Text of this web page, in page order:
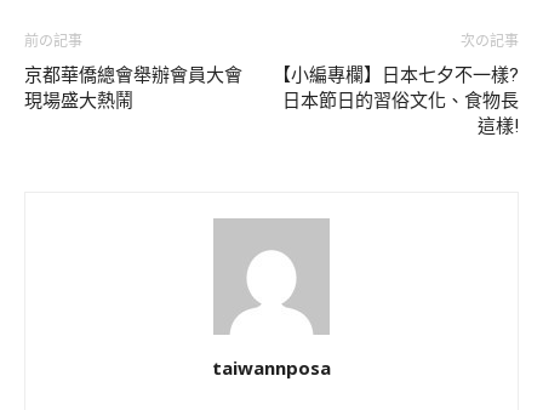
前の記事
京都華僑總會舉辦會員大會
現場盛大熱鬧
次の記事
【小編專欄】日本七夕不一樣?
日本節日的習俗文化、食物長
這樣!
taiwannposa